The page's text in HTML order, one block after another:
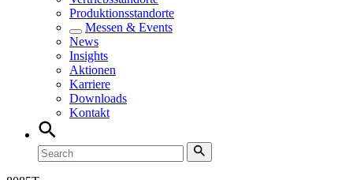
Produktionsstandorte
Messen & Events
News
Insights
Aktionen
Karriere
Downloads
Kontakt